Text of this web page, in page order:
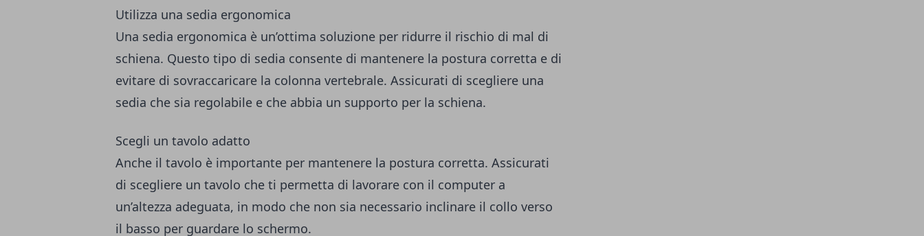
Utilizza una sedia ergonomica
Una sedia ergonomica è un’ottima soluzione per ridurre il rischio di mal di
schiena. Questo tipo di sedia consente di mantenere la postura corretta e di
evitare di sovraccaricare la colonna vertebrale. Assicurati di scegliere una
sedia che sia regolabile e che abbia un supporto per la schiena.
Scegli un tavolo adatto
Anche il tavolo è importante per mantenere la postura corretta. Assicurati
di scegliere un tavolo che ti permetta di lavorare con il computer a
un’altezza adeguata, in modo che non sia necessario inclinare il collo verso
il basso per guardare lo schermo.